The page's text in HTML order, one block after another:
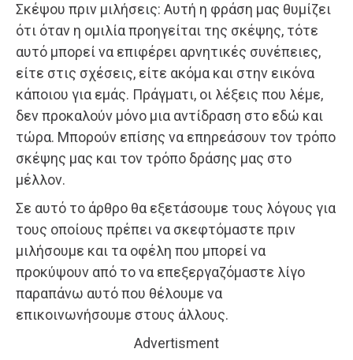
Σκέψου πριν μιλήσεις: Αυτή η φράση μας θυμίζει
ότι όταν η ομιλία προηγείται της σκέψης, τότε
αυτό μπορεί να επιφέρει αρνητικές συνέπειες,
είτε στις σχέσεις, είτε ακόμα και στην εικόνα
κάποιου για εμάς. Πράγματι, οι λέξεις που λέμε,
δεν προκαλούν μόνο μια αντίδραση στο εδώ και
τώρα. Μπορούν επίσης να επηρεάσουν τον τρόπο
σκέψης μας και τον τρόπο δράσης μας στο
μέλλον.
Σε αυτό το άρθρο θα εξετάσουμε τους λόγους για
τους οποίους πρέπει να σκεφτόμαστε πριν
μιλήσουμε και τα οφέλη που μπορεί να
προκύψουν από το να επεξεργαζόμαστε λίγο
παραπάνω αυτό που θέλουμε να
επικοινωνήσουμε στους άλλους.
Advertisment